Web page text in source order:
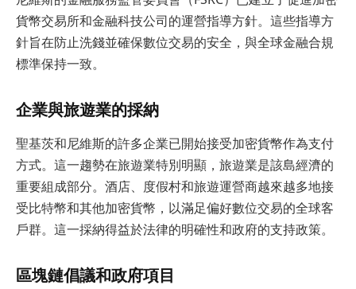
貨幣交易所和金融科技公司的運營指導方針。這些指導方
針旨在防止洗錢並確保數位交易的安全，與全球金融合規
標準保持一致。
企業與旅遊業的採納
聖基茨和尼維斯的許多企業已開始接受加密貨幣作為支付
方式。這一趨勢在旅遊業特別明顯，旅遊業是該島經濟的
重要組成部分。酒店、度假村和旅遊運營商越來越多地接
受比特幣和其他加密貨幣，以滿足偏好數位交易的全球客
戶群。這一採納得益於法律的明確性和政府的支持政策。
區塊鏈倡議和政府項目